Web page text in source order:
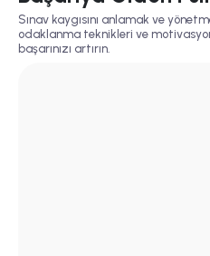
Sınav kaygısını anlamak ve
odaklanma teknikleri ve
başarınızı artırın.